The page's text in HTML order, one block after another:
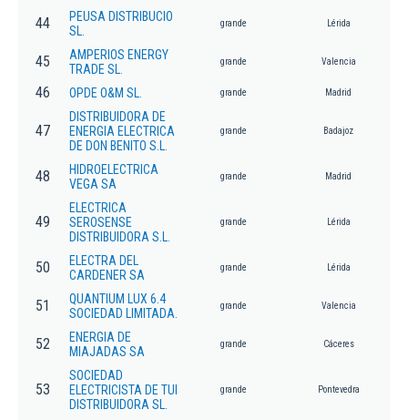
44
PEUSA DISTRIBUCIO
SL.
grande Lérida
45
AMPERIOS ENERGY
TRADE SL.
grande Valencia
46 OPDE O&M SL. grande Madrid
47
DISTRIBUIDORA DE
ENERGIA ELECTRICA
DE DON BENITO S.L.
grande Badajoz
48
HIDROELECTRICA
VEGA SA
grande Madrid
49
ELECTRICA
SEROSENSE
DISTRIBUIDORA S.L.
grande Lérida
50
ELECTRA DEL
CARDENER SA
grande Lérida
51
QUANTIUM LUX 6.4
SOCIEDAD LIMITADA.
grande Valencia
52
ENERGIA DE
MIAJADAS SA
grande Cáceres
53
SOCIEDAD
ELECTRICISTA DE TUI
DISTRIBUIDORA SL.
grande Pontevedra